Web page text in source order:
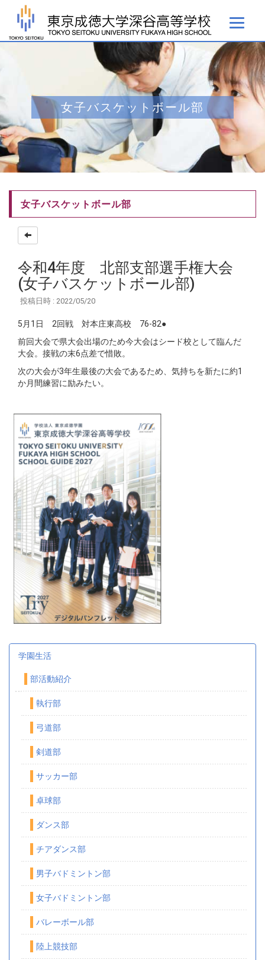
女子バスケットボール部
女子バスケットボール部
令和4年度 北部支部選手権大会
(女子バスケットボール部)
投稿日時 : 2022/05/20
5月1日 2回戦 対本庄東高校 76-82●
前回大会で県大会出場のため今大会はシード校として臨んだ
大会。接戦の末6点差で惜敗。
次の大会が3年生最後の大会であるため、気持ちを新たに約1
か月間練習に励みたい。
学園生活
部活動紹介
執行部
弓道部
剣道部
サッカー部
卓球部
ダンス部
チアダンス部
男子バドミントン部
女子バドミントン部
バレーボール部
陸上競技部